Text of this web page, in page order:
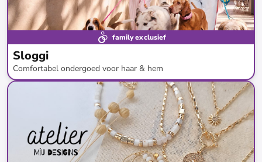
family exclusief
Sloggi
Comfortabel ondergoed voor haar & hem